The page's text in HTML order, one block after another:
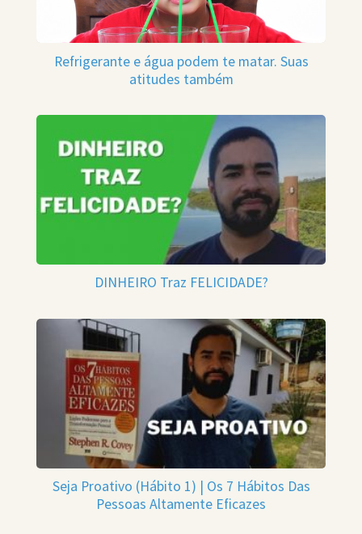
Refrigerante e água podem te matar. Suas
atitudes também
DINHEIRO Traz FELICIDADE?
Seja Proativo (Hábito 1) | Os 7 Hábitos Das
Pessoas Altamente Eficazes